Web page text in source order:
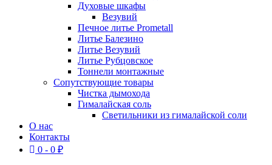
Духовые шкафы
Везувий
Печное литье Prometall
Литье Балезино
Литье Везувий
Литье Рубцовское
Тоннели монтажные
Сопутствующие товары
Чистка дымохода
Гималайская соль
Светильники из гималайской соли
О нас
Контакты
0 - 0 ₽